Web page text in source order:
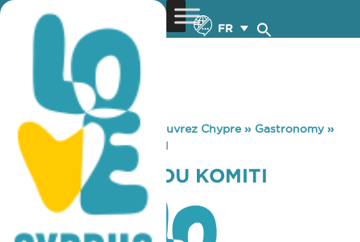
FR
You are here: Home »Découvrez Chypre» Gastronomy»
TO KOUTOUKI TOU KOMITI
TO KOUTOUKI TOU KOMITI